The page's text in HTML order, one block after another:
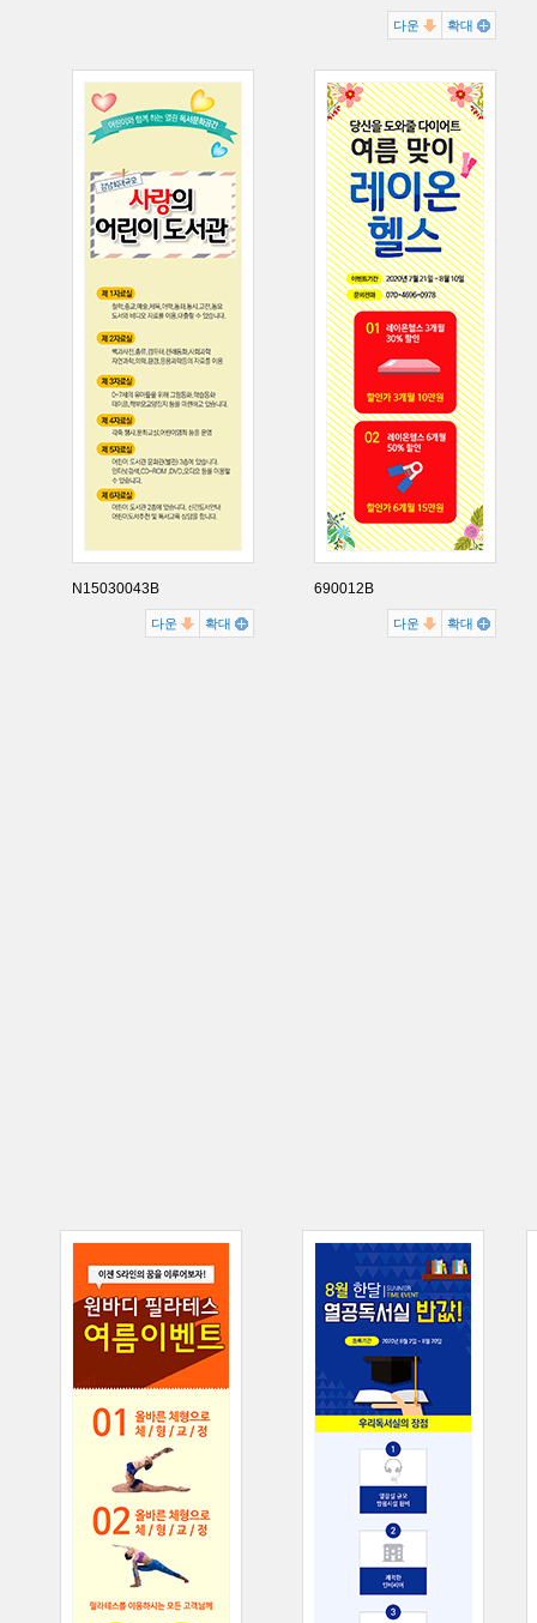
다운 확대
N15030043B
다운 확대
690012B
다운 확대